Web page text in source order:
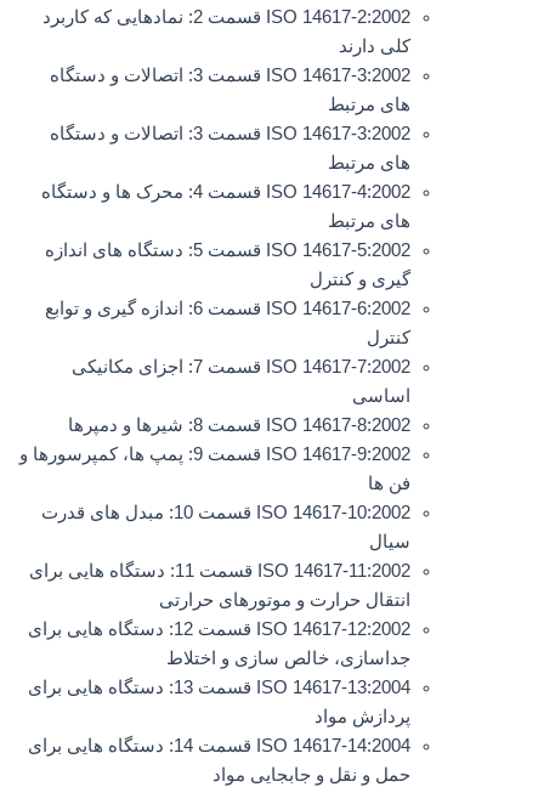
ISO 14617-2:2002 قسمت 2: نمادهایی که کاربرد
کلی دارند
ISO 14617-3:2002 قسمت 3: اتصالات و دستگاه
های مرتبط
ISO 14617-3:2002 قسمت 3: اتصالات و دستگاه
های مرتبط
ISO 14617-4:2002 قسمت 4: محرک ها و دستگاه
های مرتبط
ISO 14617-5:2002 قسمت 5: دستگاه های اندازه
گیری و کنترل
ISO 14617-6:2002 قسمت 6: اندازه گیری و توابع
کنترل
ISO 14617-7:2002 قسمت 7: اجزای مکانیکی
اساسی
ISO 14617-8:2002 قسمت 8: شیرها و دمپرها
ISO 14617-9:2002 قسمت 9: پمپ ها، کمپرسورها و
فن ها
ISO 14617-10:2002 قسمت 10: مبدل های قدرت
سیال
ISO 14617-11:2002 قسمت 11: دستگاه هایی برای
انتقال حرارت و موتورهای حرارتی
ISO 14617-12:2002 قسمت 12: دستگاه هایی برای
جداسازی، خالص سازی و اختلاط
ISO 14617-13:2004 قسمت 13: دستگاه هایی برای
پردازش مواد
ISO 14617-14:2004 قسمت 14: دستگاه هایی برای
حمل و نقل و جابجایی مواد